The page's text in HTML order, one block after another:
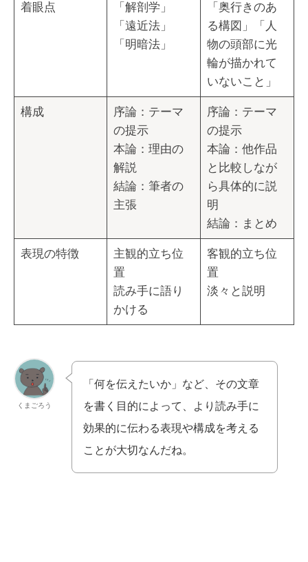
着眼点
「解剖学」
「遠近法」
「明暗法」
「奥行きのあ
る構図」「人
物の頭部に光
輪が描かれて
いないこと」
構成
序論：テーマ
の提示
本論：理由の
解説
結論：筆者の
主張
序論：テーマ
の提示
本論：他作品
と比較しなが
ら具体的に説
明
結論：まとめ
表現の特徴
主観的立ち位
置
読み手に語り
かける
客観的立ち位
置
淡々と説明
くまごろう
「何を伝えたいか」など、その文章
を書く目的によって、より読み手に
効果的に伝わる表現や構成を考える
ことが大切なんだね。